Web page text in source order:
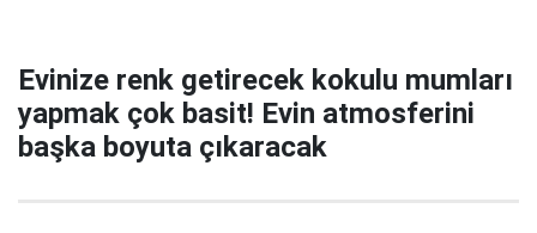
Evinize renk getirecek kokulu mumları
yapmak çok basit! Evin atmosferini
başka boyuta çıkaracak